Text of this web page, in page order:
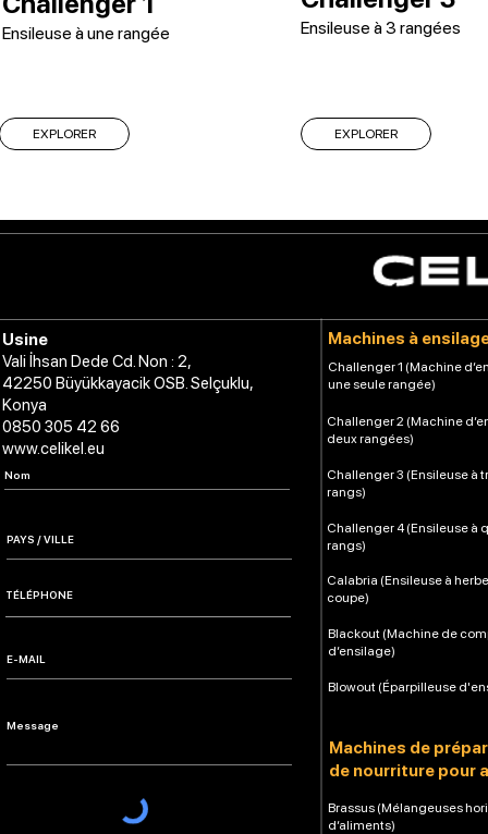
Ensileuse à une rangée
EXPLORER
Ensileuse à 3 rangées
EXPLORER
Usine
Vali İhsan Dede Cd. Non : 2,
42250 Büyükkayacik OSB. Selçuklu,
Konya
0850 305 42 66
www.celikel.eu
Machines à
Challenger 1 (Machine
une seule rangée)
Challenger 2 (Machine
deux rangées)
Calabria (Ensileuse à
coupe)
Blackout (Machine de
d’ensilage)
Blowout (Éparpilleuse
Machines de
de nourriture pour
Challenger 4 (Ensileuse à
rangs)
Challenger 3 (Ensileuse à
rangs)
Brassus (Mélangeuses
d’aliments)